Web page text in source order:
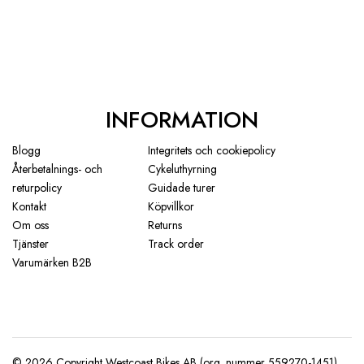
INFORMATION
Blogg
Integritets och cookiepolicy
Återbetalnings- och
returpolicy
Cykeluthyrning
Guidade turer
Kontakt
Köpvillkor
Om oss
Returns
Tjänster
Track order
Varumärken B2B